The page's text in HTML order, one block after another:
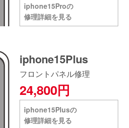
iphone15Proの
修理詳細を見る
iphone15Plus
フロントパネル修理
24,800円
iphone15Plusの
修理詳細を見る